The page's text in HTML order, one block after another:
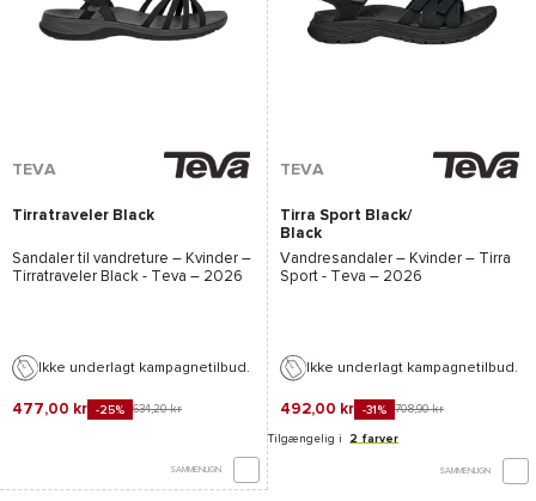
TEVA
Tirratraveler Black
Sandaler til vandreture – Kvinder –
Tirratraveler Black - Teva – 2026
Ikke underlagt kampagnetilbud.
477,00 kr -25% 634,20 kr
SAMMENLIGN
TEVA
Tirra Sport Black/
Black
Vandresandaler – Kvinder –
Tirra
Sport - Teva – 2026
Ikke underlagt kampagnetilbud.
492,00 kr -31% 708,90 kr
Tilgængelig i 2 farver
SAMMENLIGN